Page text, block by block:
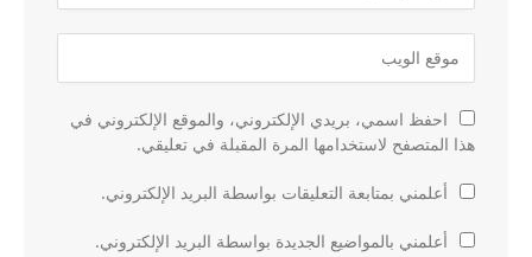
احفظ اسمي، بريدي الإلكتروني، والموقع الإلكتروني في
هذا المتصفح لاستخدامها المرة المقبلة في تعليقي.
أعلمني بمتابعة التعليقات بواسطة البريد الإلكتروني.
أعلمني بالمواضيع الجديدة بواسطة البريد الإلكتروني.